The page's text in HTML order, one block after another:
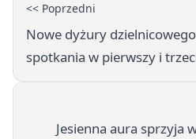
<< Poprzedni
Nowe dyżury
spotkania w pierwszy i
Jesienna aura sprzyja